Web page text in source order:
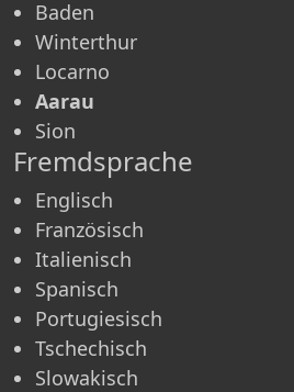
Baden
Winterthur
Locarno
Aarau
Sion
Fremdsprache
Englisch
Französisch
Italienisch
Spanisch
Portugiesisch
Tschechisch
Slowakisch